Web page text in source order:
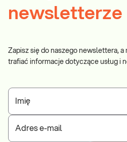
newsletterze
Zapisz się do naszego newslettera, a
trafiać informacje dotyczące usług i
Imię
Adres e-mail